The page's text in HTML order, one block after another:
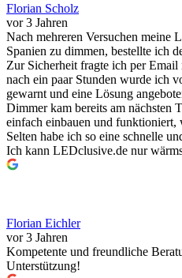
Florian Scholz
vor 3 Jahren
Nach mehreren Versuchen meine
Spanien zu dimmen, bestellte ich
Zur Sicherheit fragte ich per Email
nach ein paar Stunden wurde ich
gewarnt und eine Lösung
Dimmer kam bereits am nächsten
einfach einbauen und funktioniert,
Selten habe ich so eine schnelle
Ich kann LEDclusive.de nur
Florian Eichler
vor 3 Jahren
Kompetente und freundliche
Unterstützung!